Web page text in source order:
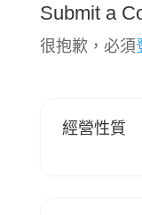
Submit a
很抱歉，必須
經營性質